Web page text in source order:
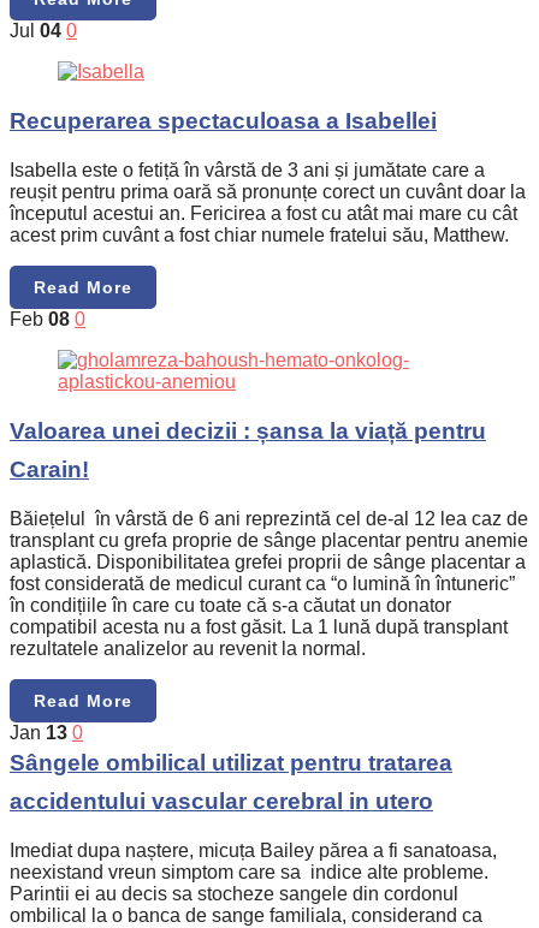
Jul 04 0
Recuperarea spectaculoasa a Isabellei
Isabella este o fetiță în vârstă de 3 ani și jumătate care a
reușit pentru prima oară să pronunțe corect un cuvânt doar la
începutul acestui an. Fericirea a fost cu atât mai mare cu cât
acest prim cuvânt a fost chiar numele fratelui său, Matthew.
Read More
Feb 08 0
Valoarea unei decizii : șansa la viață pentru
Carain!
Băiețelul în vârstă de 6 ani reprezintă cel de-al 12 lea caz de
transplant cu grefa proprie de sânge placentar pentru anemie
aplastică. Disponibilitatea grefei proprii de sânge placentar a
fost considerată de medicul curant ca “o lumină în întuneric”
în condițiile în care cu toate că s-a căutat un donator
compatibil acesta nu a fost găsit. La 1 lună după transplant
rezultatele analizelor au revenit la normal.
Read More
Jan 13 0
Sângele ombilical utilizat pentru tratarea
accidentului vascular cerebral in utero
Imediat dupa naștere, micuța Bailey părea a fi sanatoasa,
neexistand vreun simptom care sa indice alte probleme.
Parintii ei au decis sa stocheze sangele din cordonul
ombilical la o banca de sange familiala, considerand ca